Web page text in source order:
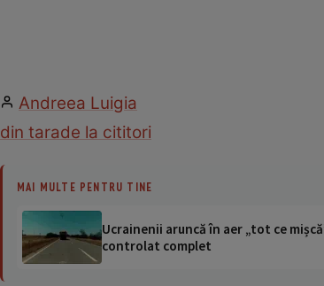
Andreea Luigia
din tarade la cititori
MAI MULTE PENTRU TINE
Ucrainenii aruncă în aer „tot ce
controlat complet